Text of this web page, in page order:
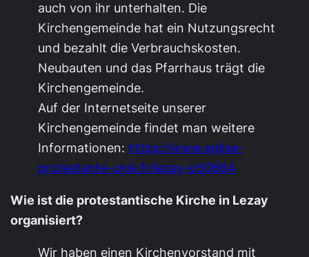
auch von ihr unterhalten. Die
Kirchengemeinde hat ein Nutzungsrecht
und bezahlt die Verbrauchskosten.
Neubauten und das Pfarrhaus trägt die
Kirchengemeinde.
Auf der Internetseite unserer
Kirchengemeinde findet man weitere
Informationen: https://www.eglise-
protestante-unie.fr/lezay-p50664
Wie ist die protestantische Kirche in Lezay
organisiert?
Wir haben einen Kirchenvorstand mit